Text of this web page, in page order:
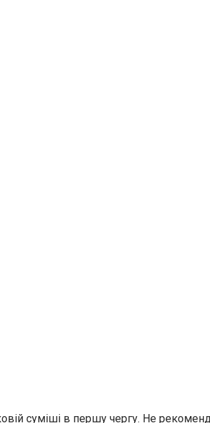
суміші в першу чергу. Не